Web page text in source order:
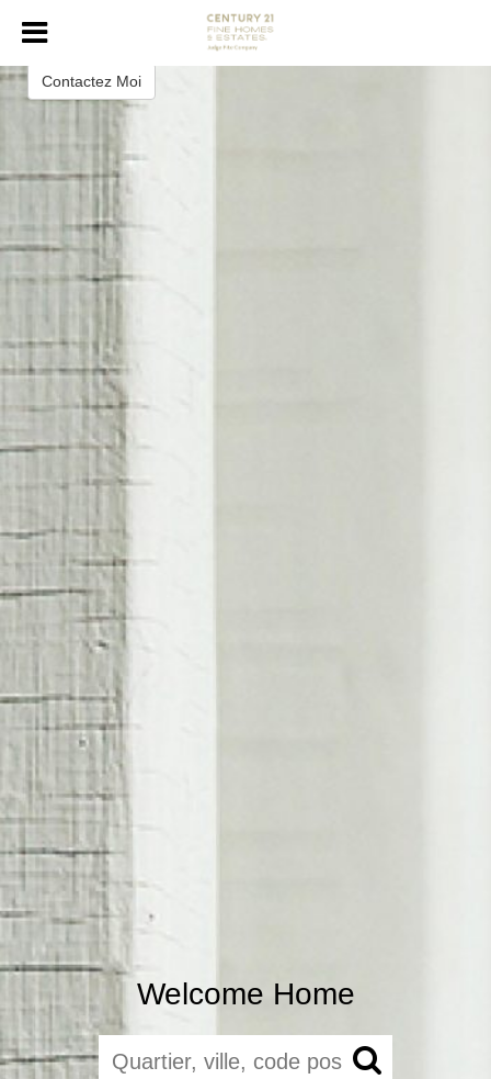
Welcome Home
Sharon Huey
REALTOR®
Contactez Moi